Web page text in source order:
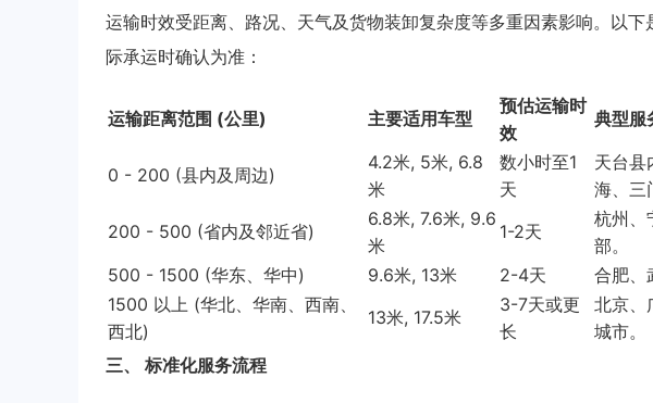
运输时效受距离、路况、天气及货物装卸复杂度等多重因素影响。以
际承运时确认为准：
运输距离范围 (公里) 主要适用车型
预估运输时
效
典型服
0 - 200 (县内及周边)
4.2米, 5米, 6.8
米
数小时至1
天
天台县
海、三
200 - 500 (省内及邻近省)
6.8米, 7.6米, 9.6
米
1-2天
杭州、
部。
500 - 1500 (华东、华中)
9.6米, 13米 2-4天
合肥、
1500 以上 (华北、华南、西南、
西北)
13米, 17.5米
3-7天或更
长
北京、
城市。
三、 标准化服务流程